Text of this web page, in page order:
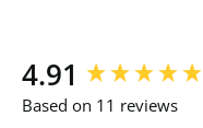
4.91
Based on 11 reviews
New content loaded